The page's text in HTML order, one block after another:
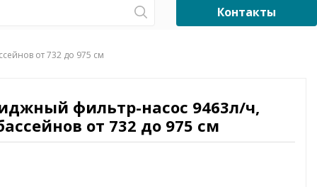
принадлежности
Контакты
от 732 до 975 см
фильтр-насос 9463л/ч,
от 732 до 975 см